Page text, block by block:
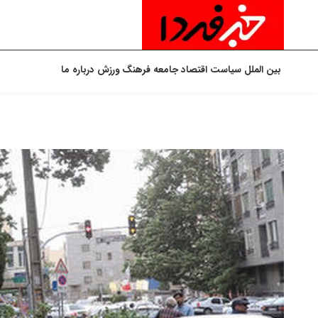
بین الملل سیاست اقتصادجامعه فرهنگورزش درباره ما